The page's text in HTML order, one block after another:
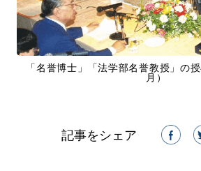
「名誉博士」「法学部名誉教授」の
月）
記事をシェア